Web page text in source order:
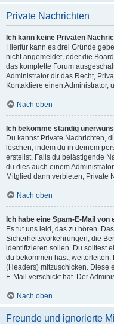
Private Nachrichten
Ich kann keine Privaten
Hierfür kann es drei Gründe
nicht angemeldet, oder die
das komplette Forum
Administrator dir das Recht,
Kontaktiere einen Administrator,
Nach oben
Ich bekomme ständig
Du kannst Private Nachrichten,
löschen, indem du in deinem
erstellst. Falls du belästigende
du dies auch einem
Mitglied dann verbieten, Private
Nach oben
Ich habe eine Spam-E-Mail
Es tut uns leid, das zu hören.
Sicherheitsvorkehrungen, die
identifizieren sollen. Du solltest
du bekommen hast,
(Headers) mitzuschicken. Diese
E-Mail verschickt hat. Der
Nach oben
Freunde und ignorierte